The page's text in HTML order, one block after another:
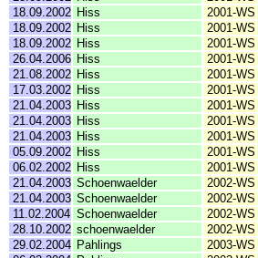
18.09.2002 Hiss 2001-WS
18.09.2002 Hiss 2001-WS
18.09.2002 Hiss 2001-WS
26.04.2006 Hiss 2001-WS
21.08.2002 Hiss 2001-WS
17.03.2002 Hiss 2001-WS
21.04.2003 Hiss 2001-WS
21.04.2003 Hiss 2001-WS
21.04.2003 Hiss 2001-WS
05.09.2002 Hiss 2001-WS
06.02.2002 Hiss 2001-WS
21.04.2003 Schoenwaelder 2002-WS
21.04.2003 Schoenwaelder 2002-WS
11.02.2004 Schoenwaelder 2002-WS
28.10.2002 schoenwaelder 2002-WS
29.02.2004 Pahlings 2003-WS